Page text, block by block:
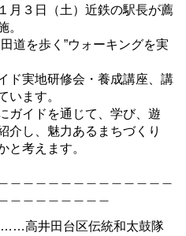
月３日（土）近鉄の駅長が薦
。
道を歩く”ウォーキングを実
ド実地研修会・養成講座、講
います。
ガイドを通じて、学び、遊
介し、魅力あるまちづくり
と考えます。
井田台区伝統和太鼓隊